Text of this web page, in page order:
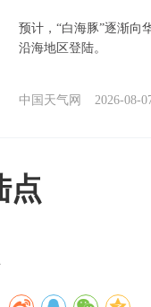
预计，“白海豚”逐渐向
沿海地区登陆。
中国天气网 2026-08-
点